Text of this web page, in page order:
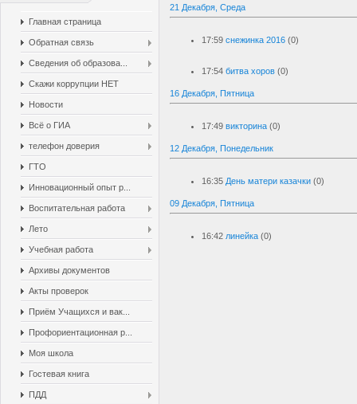
Главная страница
Обратная связь
Сведения об образова...
Скажи коррупции НЕТ
Новости
Всё о ГИА
телефон доверия
ГТО
Инновационный опыт р...
Воспитательная работа
Лето
Учебная работа
Архивы документов
Акты проверок
Приём Учащихся и вак...
Профориентационная р...
Моя школа
Гостевая книга
ПДД
21 Декабря, Среда
17:59 снежинка 2016 (0)
17:54 битва хоров (0)
16 Декабря, Пятница
17:49 викторина (0)
12 Декабря, Понедельник
16:35 День матери казачки (0)
09 Декабря, Пятница
16:42 линейка (0)